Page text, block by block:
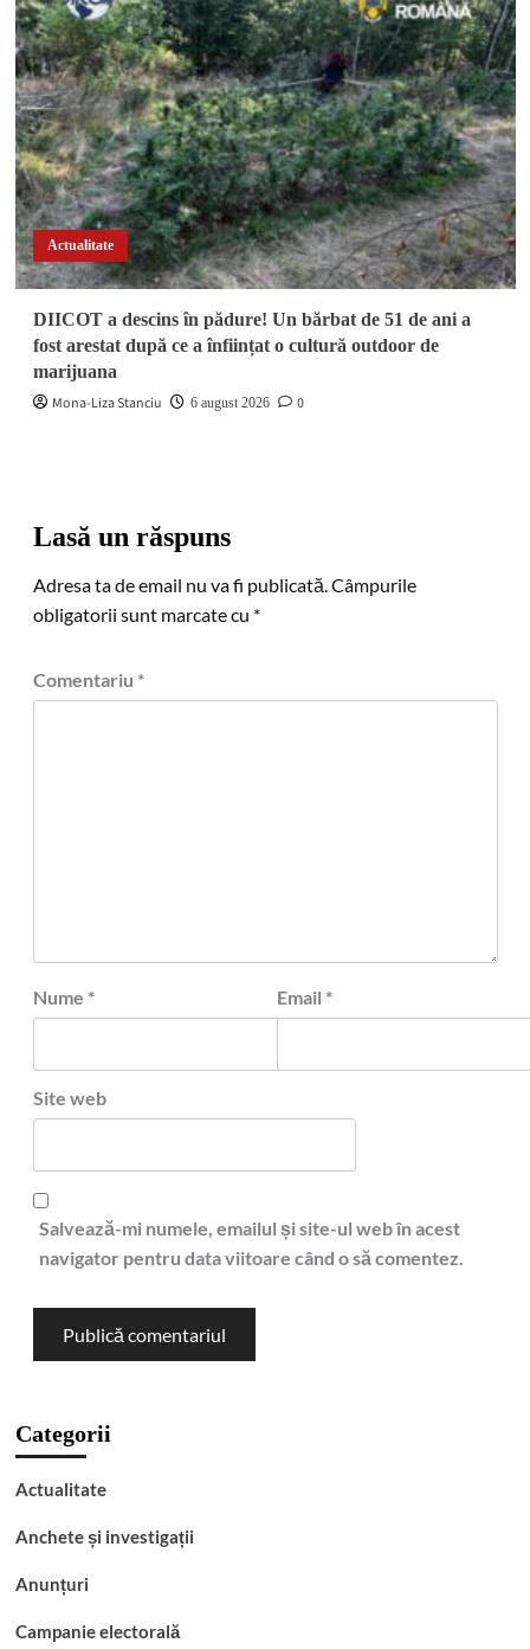
Actualitate
DIICOT a descins în pădure! Un bărbat de 51 de ani a
fost arestat după ce a înființat o cultură outdoor de
marijuana
Mona-Liza Stanciu
6 august 2026 0
Lasă un răspuns
Adresa ta de email nu va fi publicată.Câmpurile
obligatorii sunt marcate cu *
Comentariu *
Nume * Email *
Site web
Salvează-mi numele, emailul și site-ul web în acest
navigator pentru data viitoare când o să comentez.
Categorii
Actualitate
Anchete și investigații
Anunțuri
Campanie electorală